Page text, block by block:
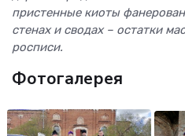
пристенные киоты
стенах и сводах – остатки
росписи.
Фотогалерея